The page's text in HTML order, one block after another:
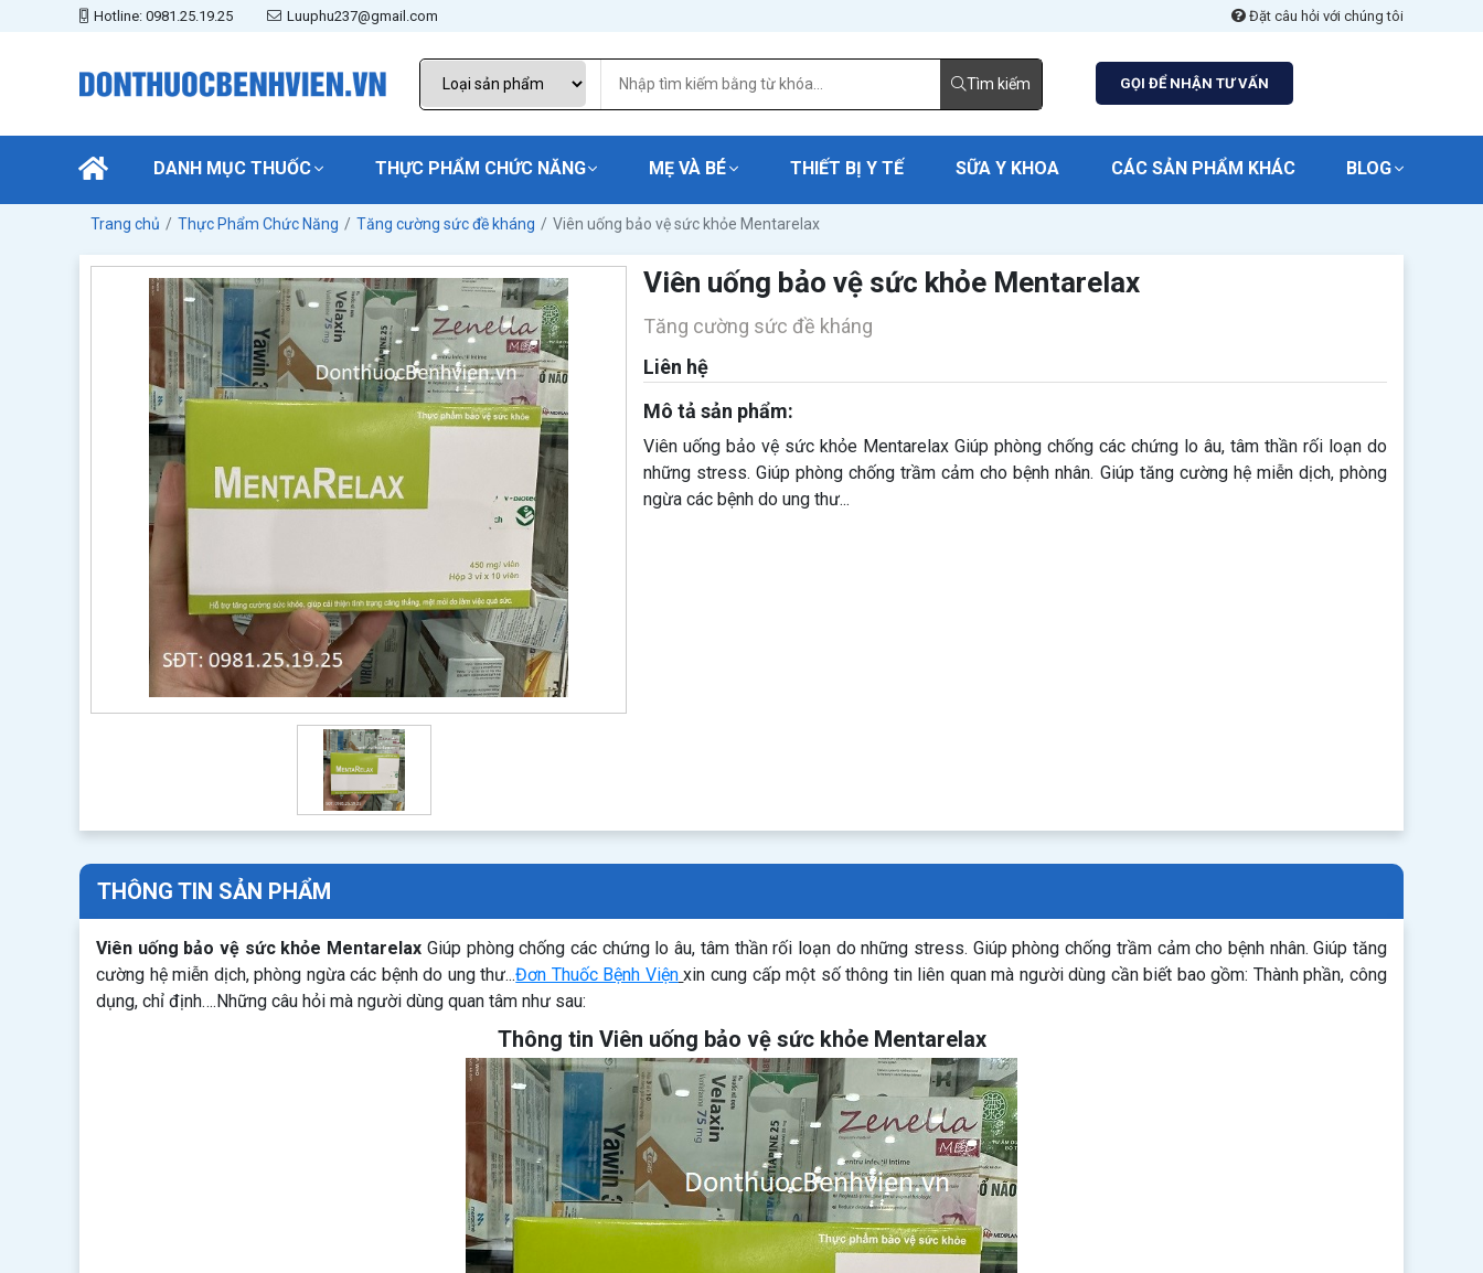
Hotline: 0981.25.19.25 Luuphu237@gmail.com Đặt câu hỏi với chúng tôi
Tìm kiếm GỌI ĐỂ NHẬN TƯ VẤN
DANH MỤC THUỐC THỰC PHẨM CHỨC NĂNG MẸ VÀ BÉ THIẾT BỊ Y TẾ SỮA Y KHOA CÁC SẢN PHẨM KHÁC BLOG
Trang chủ Thực Phẩm Chức Năng Tăng cường sức đề kháng Viên uống bảo vệ sức khỏe Mentarelax
Viên uống bảo vệ sức khỏe Mentarelax
Tăng cường sức đề kháng
Liên hệ
Mô tả sản phẩm:
Viên uống bảo vệ sức khỏe Mentarelax Giúp phòng chống các chứng lo âu, tâm thần rối loạn do
những stress. Giúp phòng chống trầm cảm cho bệnh nhân. Giúp tăng cường hệ miễn dịch, phòng
ngừa các bệnh do ung thư...
THÔNG TIN SẢN PHẨM
Viên uống bảo vệ sức khỏe Mentarelax Giúp phòng chống các chứng lo âu, tâm thần rối loạn do những stress. Giúp phòng chống trầm cảm cho bệnh nhân. Giúp tăng
cường hệ miễn dịch, phòng ngừa các bệnh do ung thư...Đơn Thuốc Bệnh Viện xin cung cấp một số thông tin liên quan mà người dùng cần biết bao gồm: Thành phần, công
dụng, chỉ định….Những câu hỏi mà người dùng quan tâm như sau:
Thông tin Viên uống bảo vệ sức khỏe Mentarelax